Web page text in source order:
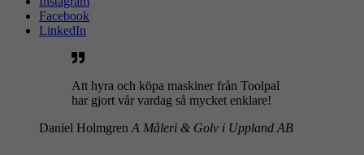
Facebook
LinkedIn
Att hyra och köpa maskiner från Toolpal
har gjort vår vardag så mycket enklare!
Daniel Holmgren A Måleri & Golv i Uppland AB